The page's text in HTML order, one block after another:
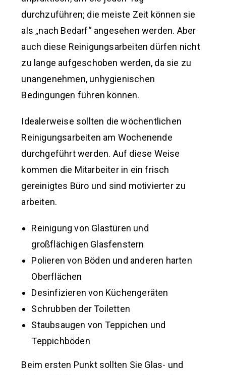
durchzuführen; die meiste Zeit können sie
als „nach Bedarf“ angesehen werden. Aber
auch diese Reinigungsarbeiten dürfen nicht
zu lange aufgeschoben werden, da sie zu
unangenehmen, unhygienischen
Bedingungen führen können.
Idealerweise sollten die wöchentlichen
Reinigungsarbeiten am Wochenende
durchgeführt werden. Auf diese Weise
kommen die Mitarbeiter in ein frisch
gereinigtes Büro und sind motivierter zu
arbeiten.
Reinigung von Glastüren und
großflächigen Glasfenstern
Polieren von Böden und anderen harten
Oberflächen
Desinfizieren von Küchengeräten
Schrubben der Toiletten
Staubsaugen von Teppichen und
Teppichböden
Beim ersten Punkt sollten Sie Glas- und